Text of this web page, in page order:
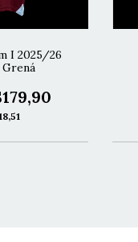
I 2025/26